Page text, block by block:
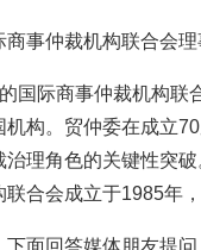
事仲裁机构联合会理
国际商事仲裁机构
构。贸仲委在成立
理角色的关键性突
合会成立于1985年
面回答媒体朋友提